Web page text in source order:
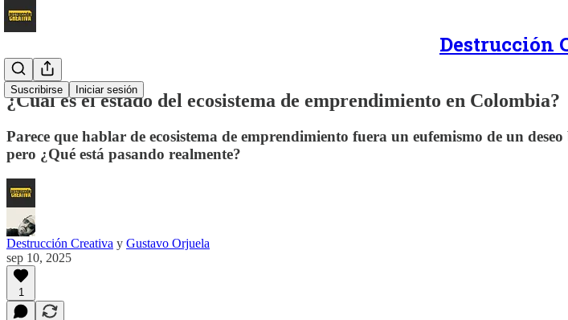
Destrucción
Suscribirse Iniciar sesión
¿Cuál es el estado del ecosistema de emprendimiento en Colombia?
Parece que hablar de ecosistema de emprendimiento fuera un eufemismo de un
pero ¿Qué está pasando realmente?
Destrucción Creativa y Gustavo Orjuela
sep 10, 2025
1